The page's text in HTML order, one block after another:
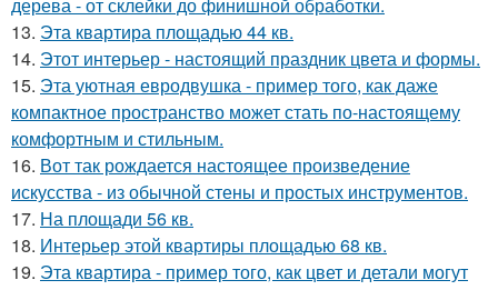
13. Эта квартира площадью 44 кв.
14. Этот интерьер - настоящий праздник цвета и формы.
15. Эта уютная евродвушка - пример того, как даже
компактное пространство может стать по-настоящему
комфортным и стильным.
16. Вот так рождается настоящее произведение
искусства - из обычной стены и простых инструментов.
17. На площади 56 кв.
18. Интерьер этой квартиры площадью 68 кв.
19. Эта квартира - пример того, как цвет и детали могут